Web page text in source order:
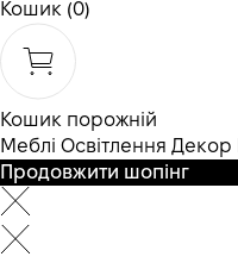
Кошик (0)
Кошик порожній
Меблі Освітлення Декор
Продовжити шопінг